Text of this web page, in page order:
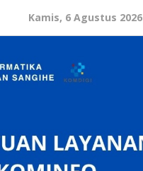
Kamis, 6 Agustus 2026